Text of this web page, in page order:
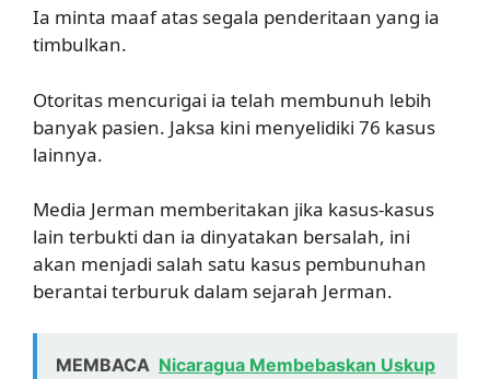
Ia minta maaf atas segala penderitaan yang ia
timbulkan.
Otoritas mencurigai ia telah membunuh lebih
banyak pasien. Jaksa kini menyelidiki 76 kasus
lainnya.
Media Jerman memberitakan jika kasus-kasus
lain terbukti dan ia dinyatakan bersalah, ini
akan menjadi salah satu kasus pembunuhan
berantai terburuk dalam sejarah Jerman.
MEMBACA Nicaragua Membebaskan Uskup